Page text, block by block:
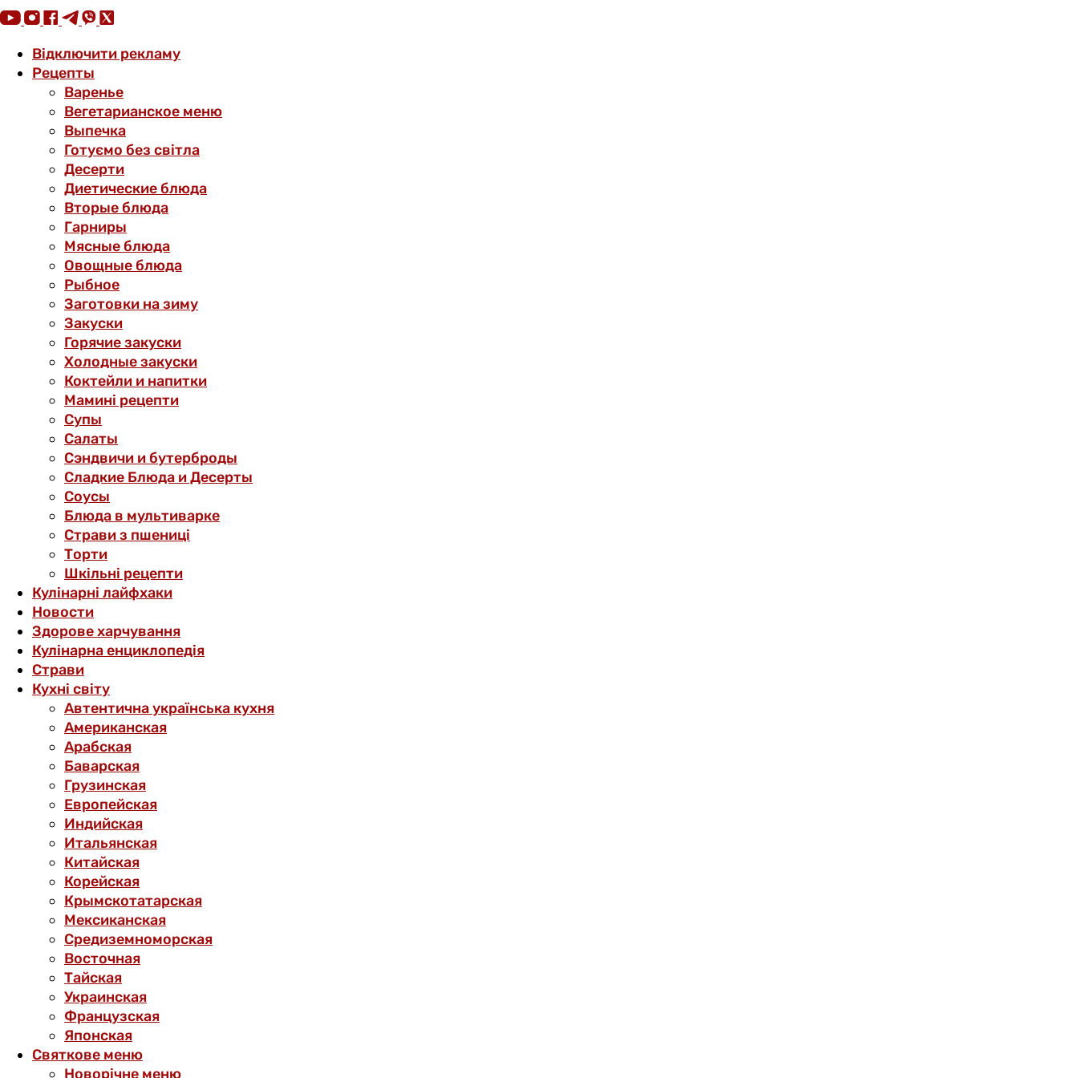
Відключити рекламу
Рецепты
Варенье
Вегетарианское меню
Выпечка
Готуємо без світла
Десерти
Диетические блюда
Вторые блюда
Гарниры
Мясные блюда
Овощные блюда
Рыбное
Заготовки на зиму
Закуски
Горячие закуски
Холодные закуски
Коктейли и напитки
Мамині рецепти
Супы
Салаты
Сэндвичи и бутерброды
Сладкие Блюда и Десерты
Соусы
Блюда в мультиварке
Страви з пшениці
Торти
Шкільні рецепти
Кулінарні лайфхаки
Новости
Здорове харчування
Кулінарна енциклопедія
Страви
Кухні світу
Автентична українська кухня
Американская
Арабская
Баварская
Грузинская
Европейская
Индийская
Итальянская
Китайская
Корейская
Крымскотатарская
Мексиканская
Средиземноморская
Восточная
Тайская
Украинская
Французская
Японская
Святкове меню
Новорічне меню